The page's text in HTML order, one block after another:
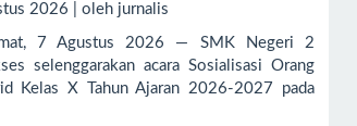
2026 | oleh jurnalis
7 Agustus 2026 — SMK Negeri 2
selenggarakan acara Sosialisasi Orang
Kelas X Tahun Ajaran 2026-2027 pada